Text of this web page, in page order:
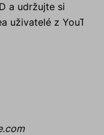
a udržujte si
uživatelé z YouTube